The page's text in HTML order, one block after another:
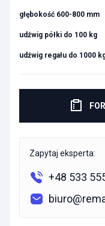
głębokość 600-800 mm
udźwig półki do 100 kg
udźwig regału do 1000
Zapytaj eksperta:
+48 533